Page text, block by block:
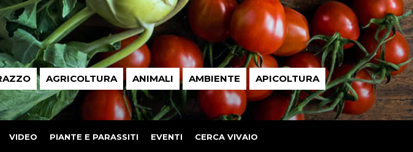
AGRICOLTURA ANIMALI AMBIENTE APICOLTURA
VIDEO PIANTE E PARASSITI EVENTI CERCA VIVAIO